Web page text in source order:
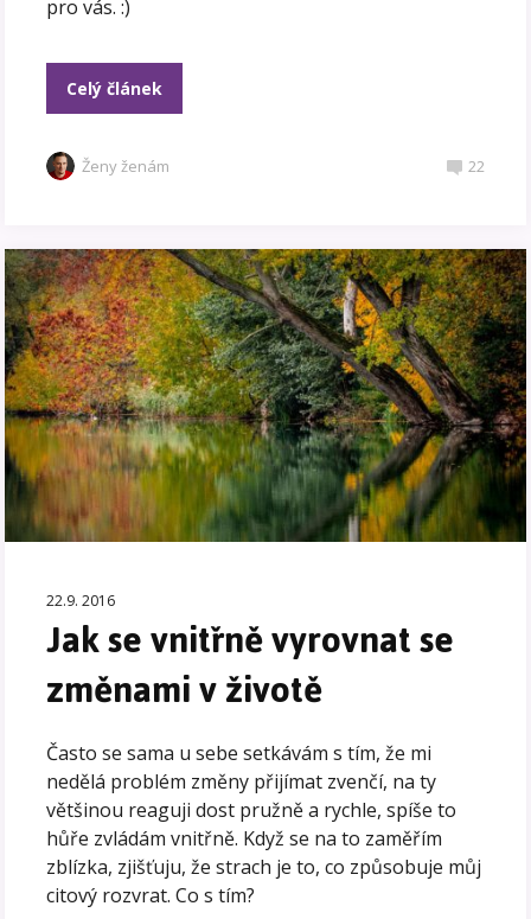
pro vás. :)
Celý článek
Ženy ženám 22
22.9. 2016
Jak se vnitřně vyrovnat se
změnami v životě
Často se sama u sebe setkávám s tím, že mi
nedělá problém změny přijímat zvenčí, na ty
většinou reaguji dost pružně a rychle, spíše to
hůře zvládám vnitřně. Když se na to zaměřím
zblízka, zjišťuju, že strach je to, co způsobuje můj
citový rozvrat. Co s tím?